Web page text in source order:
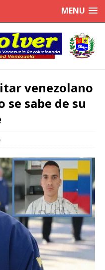
MENU
venezolano
se sabe de su